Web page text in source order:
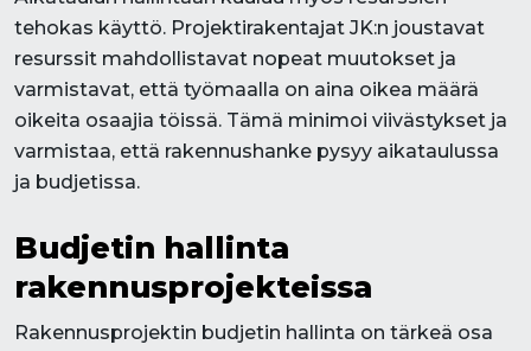
tehokas käyttö. Projektirakentajat JK:n joustavat
resurssit mahdollistavat nopeat muutokset ja
varmistavat, että työmaalla on aina oikea määrä
oikeita osaajia töissä. Tämä minimoi viivästykset ja
varmistaa, että rakennushanke pysyy aikataulussa
ja budjetissa.
Budjetin hallinta
rakennusprojekteissa
Rakennusprojektin budjetin hallinta on tärkeä osa